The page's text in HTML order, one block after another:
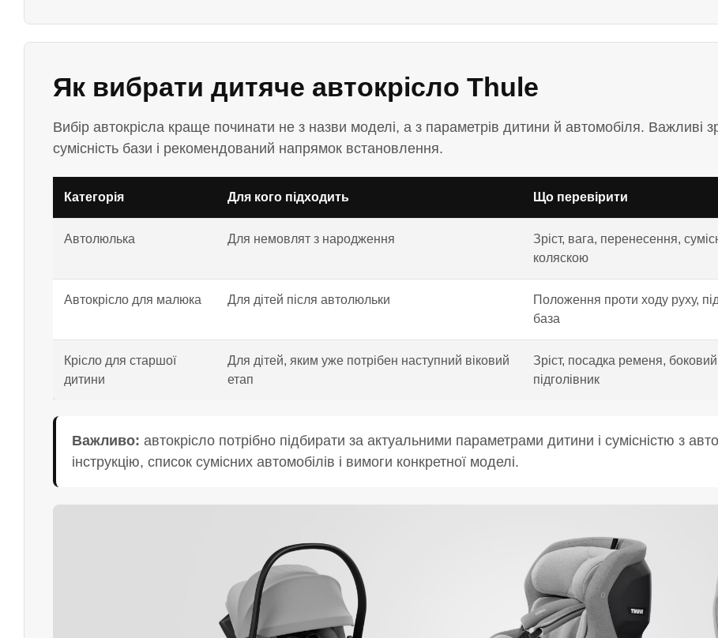
Як вибрати дитяче автокрісло Thule
Вибір автокрісла краще починати не з назви моделі, а з параметрів дитини й автомобіля. Важливі
сумісність бази і рекомендований напрямок встановлення.
Категорія Для кого підходить Що перевірити
Автолюлька Для немовлят з народження
Зріст, вага, перенесення,
коляскою
Автокрісло для малюка Для дітей після автолюльки
Положення проти ходу руху,
база
Крісло для старшої
дитини
Для дітей, яким уже потрібен наступний віковий
етап
Зріст, посадка ременя, боковий
підголівник
Важливо: автокрісло потрібно підбирати за актуальними параметрами дитини і сумісністю з
інструкцію, список сумісних автомобілів і вимоги конкретної моделі.